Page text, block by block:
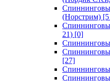
(Норстрим)
21) [0]
[27]